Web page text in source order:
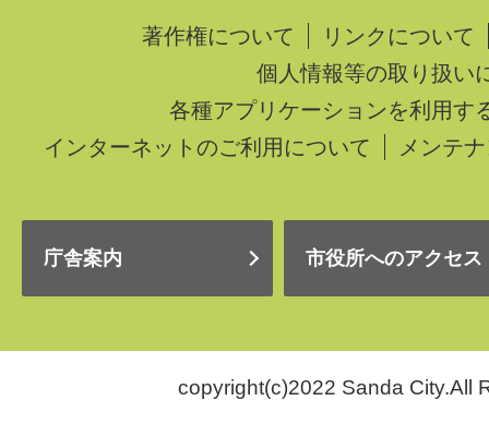
著作権について
リンクについて
個人情報等の取り扱い
各種アプリケーションを利用す
インターネットのご利用について
メンテ
庁舎案内 市役所へのアクセス
copyright(c)2022 Sanda City.All